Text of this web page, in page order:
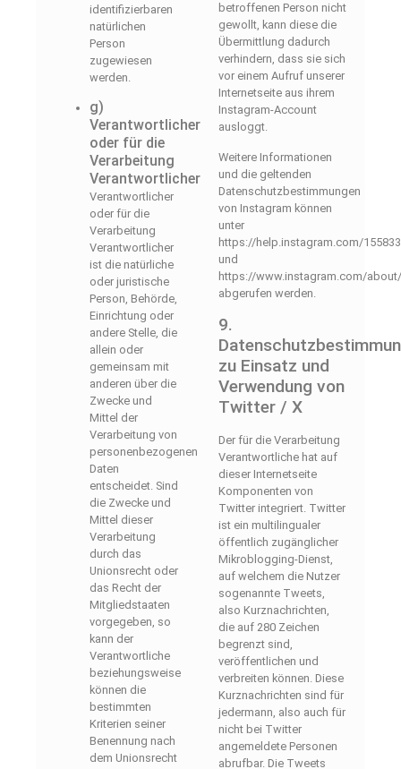
identifizierbaren
natürlichen
Person
zugewiesen
werden.
g)
Verantwortlicher
oder für die
Verarbeitung
Verantwortlicher
Verantwortlicher
oder für die
Verarbeitung
Verantwortlicher
ist die natürliche
oder juristische
Person, Behörde,
Einrichtung oder
andere Stelle, die
allein oder
gemeinsam mit
anderen über die
Zwecke und
Mittel der
Verarbeitung von
personenbezogenen
Daten
entscheidet. Sind
die Zwecke und
Mittel dieser
Verarbeitung
durch das
Unionsrecht oder
das Recht der
Mitgliedstaaten
vorgegeben, so
kann der
Verantwortliche
beziehungsweise
können die
bestimmten
Kriterien seiner
Benennung nach
dem Unionsrecht
betroffenen Person nicht
gewollt, kann diese die
Übermittlung dadurch
verhindern, dass sie sich
vor einem Aufruf unserer
Internetseite aus ihrem
Instagram-Account
ausloggt.
Weitere Informationen
und die geltenden
Datenschutzbestimmungen
von Instagram können
unter
https://help.instagram.com/
und
https://www.instagram.com/
abgerufen werden.
9.
zu Einsatz und
Verwendung von
Twitter / X
Der für die Verarbeitung
Verantwortliche hat auf
dieser Internetseite
Komponenten von
Twitter integriert. Twitter
ist ein multilingualer
öffentlich zugänglicher
Mikroblogging-Dienst,
auf welchem die Nutzer
sogenannte Tweets,
also Kurznachrichten,
die auf 280 Zeichen
begrenzt sind,
veröffentlichen und
verbreiten können. Diese
Kurznachrichten sind für
jedermann, also auch für
nicht bei Twitter
angemeldete Personen
abrufbar. Die Tweets